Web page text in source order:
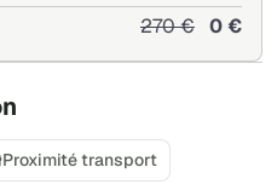
270 € 0 €
Proximité transport